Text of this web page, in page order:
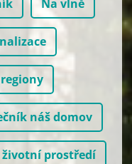
Na vlně
náš domov
životní prostředí